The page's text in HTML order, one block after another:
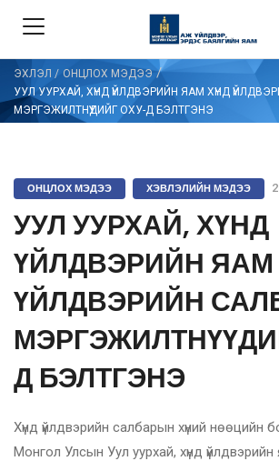
ЭХЛЭЛ / ОНЦЛОХ МЭДЭЭ/
УУЛ УУРХАЙ, ХҮНД ҮЙЛДВЭРИЙН ЯАМ ХҮНД
МЭРГЭЖИЛТНҮҮДИЙГ ОХУ-Д БЭЛТГЭНЭ
ОНЦЛОХ МЭДЭЭ ХЭВЛЭЛИЙН МЭДЭЭ
УУЛ УУРХАЙ, ХҮНД
ҮЙЛДВЭРИЙН ЯАМ
ҮЙЛДВЭРИЙН
Д БЭЛТГЭНЭ
Хүнд үйлдвэрийн салбарын хүний нөөцийн
Монгол Улсын Уул уурхай, хүнд